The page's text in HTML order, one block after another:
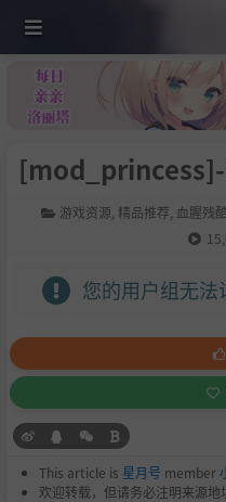
游戏资源 精品推荐 血腥残
您的用户组无法
This article is 星月号 member
欢迎转载，但请务必注明来源地